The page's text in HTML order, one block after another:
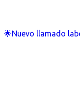
🌟Nuevo llamado